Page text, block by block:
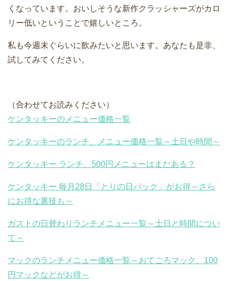
くなっています。おいしそうな新作クラッシャーズがカロ
リー低いということで嬉しいところ。
私も今週末ぐらいに飲みたいと思います。あなたも是非、
試してみてください。
（合わせてお読みください）
ケンタッキーのメニュー価格一覧
ケンタッキーのランチ、メニュー価格一覧～土日や時間～
ケンタッキー ランチ、500円メニューはまだある？
ケンタッキー 毎月28日「とりの日パック」がお得～さら
にお得な裏技も～
ガストの日替わりランチメニュー一覧～土日と時間につい
て～
マックのランチメニュー価格一覧～おてごろマック、100
円マックなどがお得～